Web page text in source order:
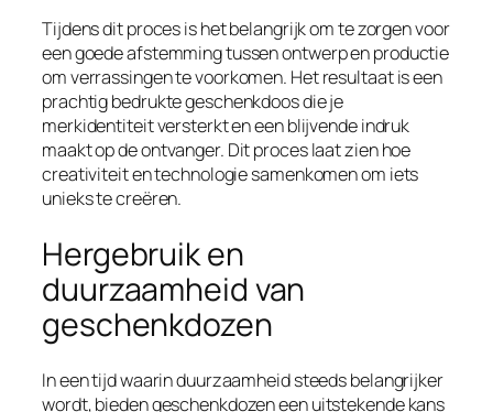
Tijdens dit proces is het belangrijk om te zorgen voor
een goede afstemming tussen ontwerp en productie
om verrassingen te voorkomen. Het resultaat is een
prachtig bedrukte geschenkdoos die je
merkidentiteit versterkt en een blijvende indruk
maakt op de ontvanger. Dit proces laat zien hoe
creativiteit en technologie samenkomen om iets
unieks te creëren.
Hergebruik en
duurzaamheid van
geschenkdozen
In een tijd waarin duurzaamheid steeds belangrijker
wordt, bieden geschenkdozen een uitstekende kans